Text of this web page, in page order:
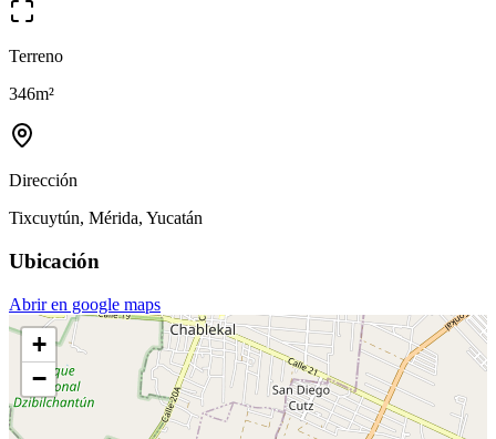
Terreno
346m²
Dirección
Tixcuytún, Mérida, Yucatán
Ubicación
Abrir en google maps
+
−